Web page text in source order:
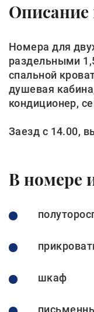
Описание
Номера для
раздельными
спальной
душевая
кондиционер,
Заезд с 14.00,
В номере
шкаф